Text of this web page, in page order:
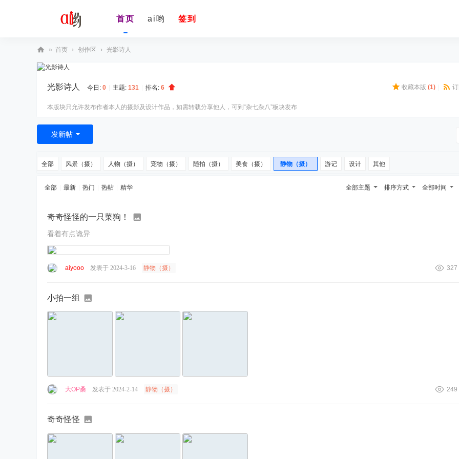
首页 ai哟 签到
ai
» 首页 › 创作区 › 光影诗人
收藏本版 (1)
光影诗人 今日: 0 主题: 131 排名: 6
本版块只允许发布作者本人的摄影及设计作品，如需转载分享他人，可到“杂七杂八”板块发布
发新帖
全部 风景（摄） 人物（摄） 宠物（摄） 随拍（摄） 美食（摄） 静物（摄） 游记 设计 其他
全部时间
排序方式
全部主题
全部 最新 热门 热帖 精华
奇奇怪怪的一只菜狗！
看着有点诡异
327
aiyooo 发表于 2024-3-16 静物（摄）
小拍一组
249
大OP桑 发表于 2024-2-14 静物（摄）
奇奇怪怪